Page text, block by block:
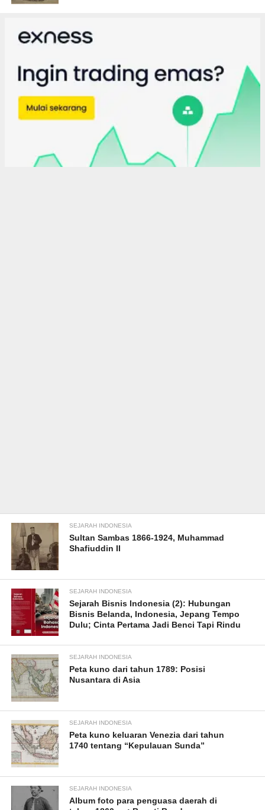
SEJARAH INDONESIA
Sultan Sambas 1866-1924, Muhammad
Shafiuddin II
SEJARAH INDONESIA
Sejarah Bisnis Indonesia (2): Hubungan
Bisnis Belanda, Indonesia, Jepang Tempo
Dulu; Cinta Pertama Jadi Benci Tapi Rindu
SEJARAH INDONESIA
Peta kuno dari tahun 1789: Posisi
Nusantara di Asia
SEJARAH INDONESIA
Peta kuno keluaran Venezia dari tahun
1740 tentang “Kepulauan Sunda”
SEJARAH INDONESIA
Album foto para penguasa daerah di